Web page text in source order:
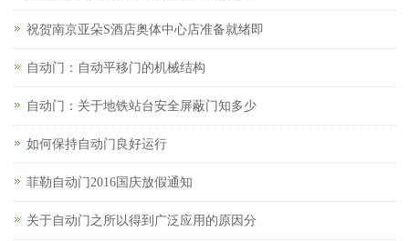
祝贺南京亚朵S酒店奥体中心店准备就绪即
自动门：自动平移门的机械结构
自动门：关于地铁站台安全屏蔽门知多少
如何保持自动门良好运行
菲勒自动门2016国庆放假通知
关于自动门之所以得到广泛应用的原因分